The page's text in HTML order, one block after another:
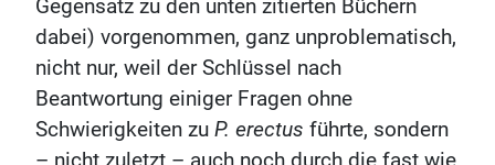
Gegensatz zu den unten zitierten Büchern
dabei) vorgenommen, ganz unproblematisch,
nicht nur, weil der Schlüssel nach
Beantwortung einiger Fragen ohne
Schwierigkeiten zu P. erectus führte, sondern